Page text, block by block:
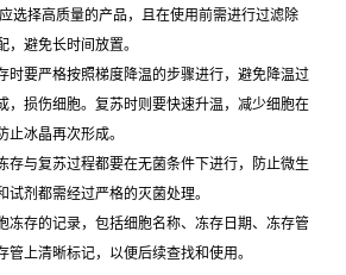
选择高质量的产品，且在使用前需进行过滤除
避免长时间放置。
时要严格按照梯度降温的步骤进行，避免降温过
，损伤细胞。复苏时则要快速升温，减少细胞在
冰晶再次形成。
存与复苏过程都要在无菌条件下进行，防止微生
试剂都需经过严格的灭菌处理。
冻存的记录，包括细胞名称、冻存日期、冻存管
管上清晰标记，以便后续查找和使用。